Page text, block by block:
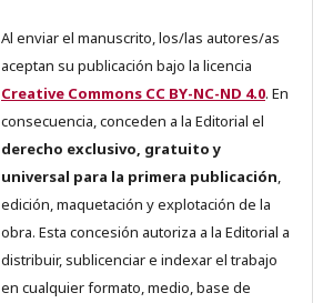
Al enviar el manuscrito, los/las autores/as
aceptan su publicación bajo la licencia
Creative Commons CC BY-NC-ND 4.0. En
consecuencia, conceden a la Editorial el
derecho exclusivo, gratuito y
universal para la primera publicación,
edición, maquetación y explotación de la
obra. Esta concesión autoriza a la Editorial a
distribuir, sublicenciar e indexar el trabajo
en cualquier formato, medio, base de